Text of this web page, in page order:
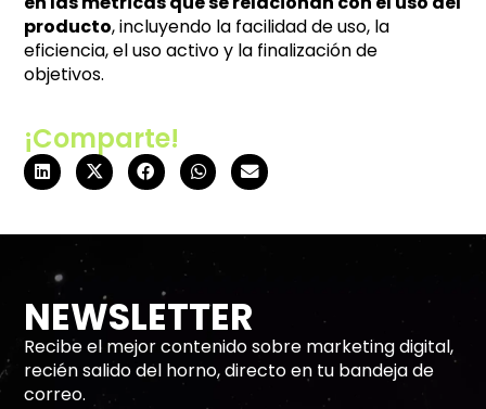
producto, incluyendo la facilidad de uso, la
eficiencia, el uso activo y la finalización de
objetivos.
¡Comparte!
NEWSLETTER
Recibe el mejor contenido sobre marketing digital,
recién salido del horno, directo en tu bandeja de
correo.